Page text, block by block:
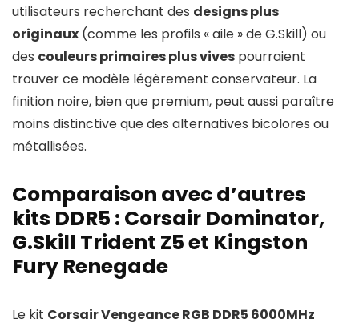
utilisateurs recherchant des designs plus
originaux (comme les profils « aile » de G.Skill) ou
des couleurs primaires plus vives pourraient
trouver ce modèle légèrement conservateur. La
finition noire, bien que premium, peut aussi paraître
moins distinctive que des alternatives bicolores ou
métallisées.
Comparaison avec d’autres
kits DDR5 : Corsair Dominator,
G.Skill Trident Z5 et Kingston
Fury Renegade
Le kit Corsair Vengeance RGB DDR5 6000MHz